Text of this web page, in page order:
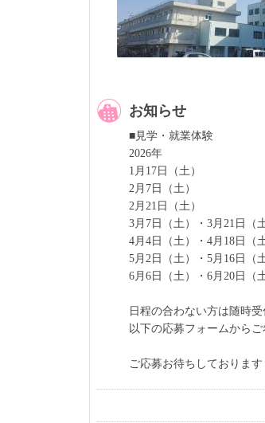
お知らせ
■見学・就業体験
2026年
1月17日（土）
2月7日（土）
2月21日（土）
3月7日（土）・3月21日（土
4月4日（土）・4月18日（土
5月2日（土）・5月16日（土
6月6日（土）・6月20日（土
日程の合わない方は随時受
以下の応募フォームから
ご応募お待ちしております